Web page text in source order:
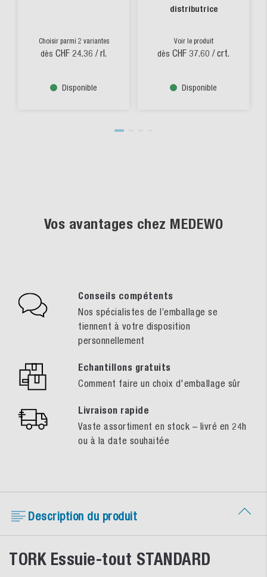
Choisir parmi 2 variantes
dès CHF 24.36 / rl.
Disponible
distributrice
Voir le produit
dès CHF 37.60 / crt.
Disponible
Vos avantages chez MEDEWO
Conseils compétents
Nos spécialistes de l’emballage se
tiennent à votre disposition
personnellement
Echantillons gratuits
Comment faire un choix d'emballage sûr
Livraison rapide
Vaste assortiment en stock – livré en 24h
ou à la date souhaitée
Description du produit
TORK Essuie-tout STANDARD